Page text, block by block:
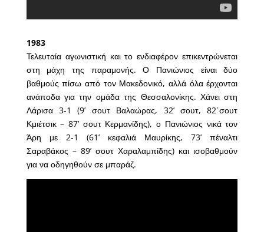
1983
Τελευταία αγωνιστική και το ενδιαφέρον επικεντρώνεται
στη μάχη της παραμονής. Ο Πανιώνιος είναι δύο
βαθμούς πίσω από τον Μακεδονικό, αλλά όλα έρχονται
ανάποδα για την ομάδα της Θεσσαλονίκης. Χάνει στη
Λάρισα 3-1 (9’ σουτ Βαλαώρας, 32’ σουτ, 82΄σουτ
Κμιέτσικ – 87’ σουτ Κερμανίδης), ο Πανιώνιος νικά τον
Άρη με 2-1 (61’ κεφαλιά Μαυρίκης, 73’ πέναλτι
Σαραβάκος – 89’ σουτ Χαραλαμπίδης) και ισοβαθμούν
για να οδηγηθούν σε μπαράζ.